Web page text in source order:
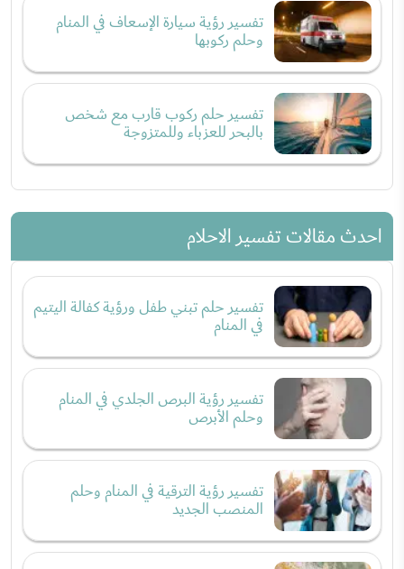
تفسير رؤية سيارة الإسعاف في المنام
وحلم ركوبها
تفسير حلم ركوب قارب مع شخص
بالبحر للعزباء وللمتزوجة
احدث مقالات تفسير الاحلام
تفسير حلم تبني طفل ورؤية كفالة اليتيم
في المنام
تفسير رؤية البرص الجلدي في المنام
وحلم الأبرص
تفسير رؤية الترقية في المنام وحلم
المنصب الجديد